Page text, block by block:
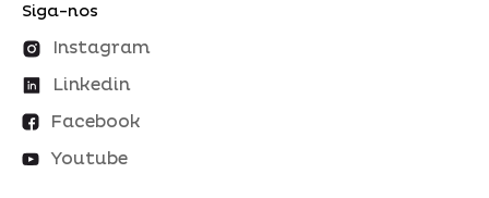
Siga-nos
Instagram
Linkedin
Facebook
Youtube